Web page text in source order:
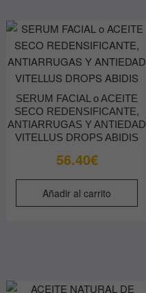
SERUM FACIAL o ACEITE
SECO REDENSIFICANTE,
ANTIARRUGAS Y ANTIEDAD
VITELLUS DROPS ABIDIS
56.40€
Añadir al carrito